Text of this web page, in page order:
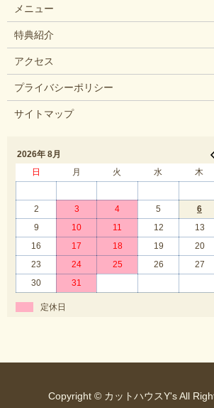
メニュー
特典紹介
アクセス
プライバシーポリシー
サイトマップ
2026年 8月
日
月 火 水 木
2
3 4 5 6
9
10 11 12 13
16
17 18 19 20
23
24 25 26 27
30
31
定休日
Copyright © カットハウスY's All